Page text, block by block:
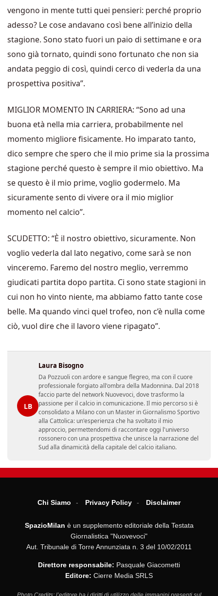
vengono in mente tutti quei pensieri: perché proprio
adesso? Le cose andavano così bene all’inizio della
stagione. Sono stato fuori un paio di settimane e ora
sono già tornato, quindi sono fortunato che non sia
andata peggio di così, quindi cerco di vederla da una
prospettiva positiva”.
MIGLIOR MOMENTO IN CARRIERA: “Sono ad una
buona età nella mia carriera, probabilmente nel
momento migliore fisicamente. Ho imparato tanto,
dico sempre che spero che il mio prime sia la prossima
stagione perché questo è sempre il mio obiettivo. Ma
se questo è il mio prime, voglio godermelo. Ma
sicuramente sento di vivere ora il mio miglior
momento nel calcio”.
SCUDETTO: “È il nostro obiettivo, sicuramente. Non
voglio vederla dal lato negativo, come sarà se non
vinceremo. Faremo del nostro meglio, verremmo
giudicati partita dopo partita. Ci sono state stagioni in
cui non ho vinto niente, ma abbiamo fatto tante cose
belle. Ma quando vinci quel trofeo, non c’è nulla come
ciò, vuol dire che il lavoro viene ripagato”.
LB
Laura Bisogno
Da Pozzuoli con ardore e sangue flegreo, ma con il cuore
professionale forgiato all'ombra della Madonnina. Dal 2018
faccio parte del network Nuovevoci, dove trasformo la
passione per il calcio in comunicazione. Il mio percorso si è
consolidato a Milano con un Master in Giornalismo Sportivo
alla Cattolica: un'esperienza che ha svoltato il mio
approccio, permettendomi di raccontare oggi l'universo
rossonero con una prospettiva che unisce la narrazione del
Sud alla dinamicità della capitale del calcio italiano.
Chi Siamo Privacy Policy Disclaimer
SpazioMilan è un supplemento editoriale della Testata
Giornalistica "Nuovevoci"
Aut. Tribunale di Torre Annunziata n. 3 del 10/02/2011
Direttore responsabile: Pasquale Giacometti
Editore: Cierre Media SRLS